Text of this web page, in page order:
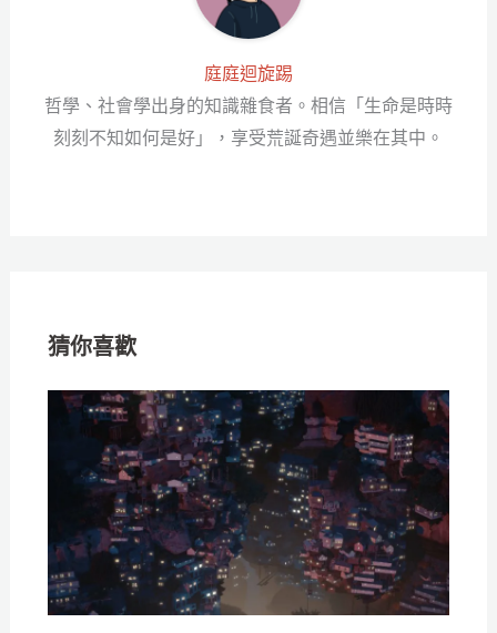
庭庭迴旋踢
哲學、社會學出身的知識雜食者。相信「生命是時時
刻刻不知如何是好」，享受荒誕奇遇並樂在其中。
猜你喜歡